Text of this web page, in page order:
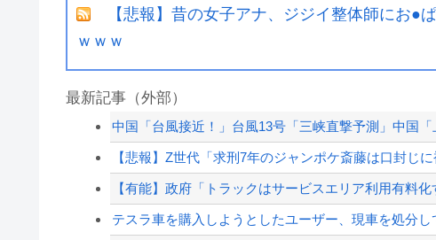
【悲報】昔の女子アナ、ジジイ整体師にお●
ｗｗｗ
最新記事（外部）
中国「台風接近！」台風13号「三峡直撃予測」中国
【悲報】Z世代「求刑7年のジャンポケ斎藤は口封じ
【有能】政府「トラックはサービスエリア利用有料
テスラ車を購入しようとしたユーザー、現車を処分